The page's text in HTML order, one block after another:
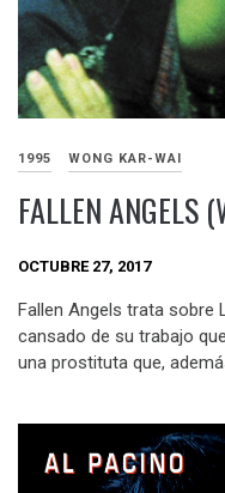
1995 WONG KAR-WAI
FALLEN ANGELS
OCTUBRE 27, 2017
Fallen Angels trata sobre
cansado de su trabajo
una prostituta que,